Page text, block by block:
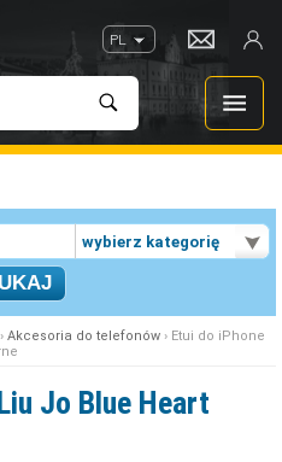
PL
wybierz kategorię
› Akcesoria do telefonów › Etui do iPhone
Jo Blue Heart